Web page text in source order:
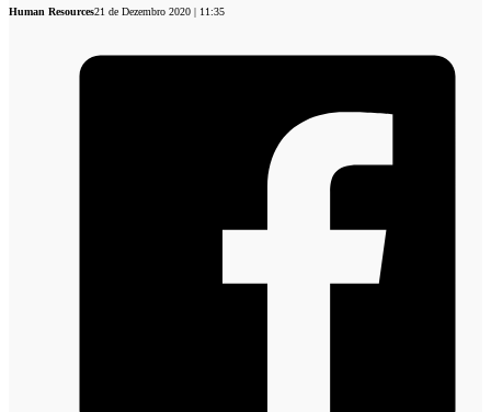
Human Resources21 de Dezembro 2020 | 11:35